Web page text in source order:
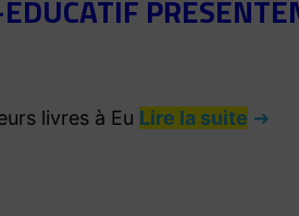
livres à Eu Lire la suite